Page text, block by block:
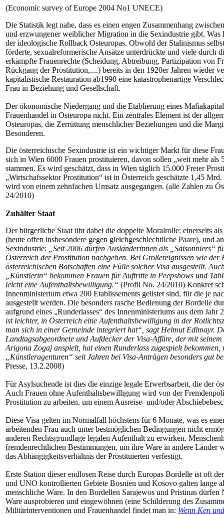
(Economic survey of Europe 2004 No1 UNECE)
Die Statistik legt nahe, dass es einen engen Zusammenhang
und erzwungener weiblicher Migration in die Sexindustrie gibt. Was
der ideologische Rollback Osteuropas. Obwohl der Stalinismus
förderte, sexualreformerische Ansätze unterdrückte und viele durch
erkämpfte Frauenrechte (Scheidung, Abtreibung, Partizipation von
Rückgang der Prostitution,....) bereits in den 1920er Jahren wieder
kapitalistische Restauration ab1990 eine katastrophenartige
Frau in Beziehung und Gesellschaft.
Der ökonomische Niedergang und die Etablierung eines
Frauenhandel in Osteuropa nicht. Ein zentrales Element ist der
Osteuropas, die Zerrüttung menschlicher Beziehungen und die
Besonderen.
Die österreichische Sexindustrie ist ein wichtiger Markt für diese
sich in Wien 6000 Frauen prostituieren, davon sollen „weit mehr als
stammen. Es wird geschätzt, dass in Wien täglich 15.000 Freier
„Wirtschafssektor Prostitution“ ist in Österreich geschätzte 1,45
wird von einem zehnfachen Umsatz ausgegangen. (alle Zahlen zu
24/2010)
Zuhälter Staat
Der bürgerliche Staat übt dabei die doppelte Moralrolle: einerseits
(heute offen insbesondere gegen gleichgeschlechtliche Paare), und
Sexindustrie:
„Seit 2006 dürfen Ausländerinnen als „Saisonniers“
Österreich der Prostitution nachgehen. Bei Großereignissen wie
österreichischen Botschaften eine Fülle solcher Visa ausgestellt.
„Künstlerin“ bekommen Frauen für Auftritte in Peepshows und
leicht eine Aufenthaltsbewilligung.“ (Profil No. 24/2010) Konkret
Innenministerium etwa 200 Etablissements gelistet sind, für die je
ausgestellt werden. Die besonders rasche Bedienung der Bordelle
aufgrund eines „Runderlasses“ des Innenministeriums aus dem Jahr
ist leichter, in Österreich eine Aufenthaltsbewilligung in der
man sich in einer Gemeinde integriert hat“, sagt Helmut Edlmayr.
Landtagsabgeordnete und Aufdecker der Visa-Affäre, der mit
Arigona Zogaj anspielt, hat einen Runderlass zugespielt bekommen,
„Künstleragenturen“ seit Jahren bei Visa-Anträgen besonders gut
Presse, 13.2.2008)
Für Asylsuchende ist dies die einzige legale Erwerbsarbeit, die der
Auch Frauen ohne Aufenthaltsbewilligung wird von der
Prostitution zu arbeiten, um einem Ausreise- und/oder
Diese Visa gelten im Normalfall höchstens für 6 Monate, was es
arbeitenden Frau auch unter bestmöglichen Bedingungen nicht
anderen Rechtsgrundlage legalen Aufenthalt zu erwirken.
fremdenrechtlichen Bestimmungen, um ihre Ware in andere Länder
das Abhängigkeitsverhältnis der Prostituierten verfestigt.
Erste Station dieser endlosen Reise durch Europas Bordelle ist oft
und UNO kontrollierten Gebiete Bosnien und Kosovo galten lange
menschliche Ware. In den Bordellen Sarajewos und Pristinas dürfen
Ware ausprobieren und eingewöhnen (eine Schilderung des
Militärinterventionen und Frauenhandel findet man in: Wenn Ken